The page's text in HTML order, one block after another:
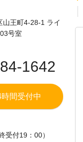
山王町4-28-1 ライ
号室
1642
間受付中
受付19：00）